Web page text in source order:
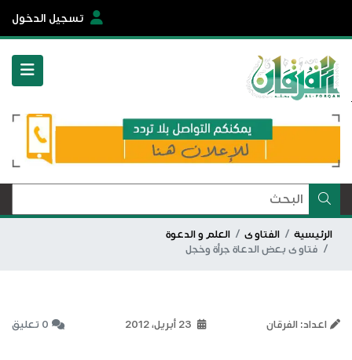
تسجيل الدخول
الرئيسية الفتاوى
العلم و الدعوة
فتاوى بعض الدعاة جرأة وخجل
اعداد: الفرقان 0 تعليق